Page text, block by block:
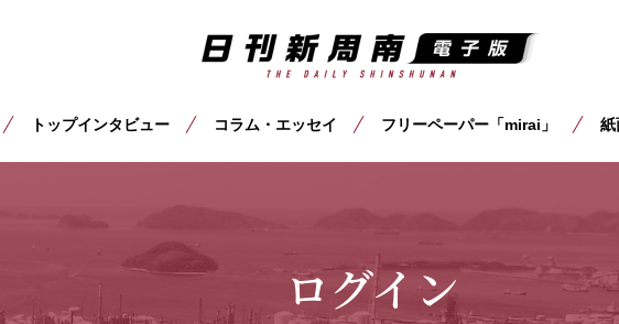
トップインタビュー コラム・エッセイ フリーペーパー「mirai」 紙
ログイン